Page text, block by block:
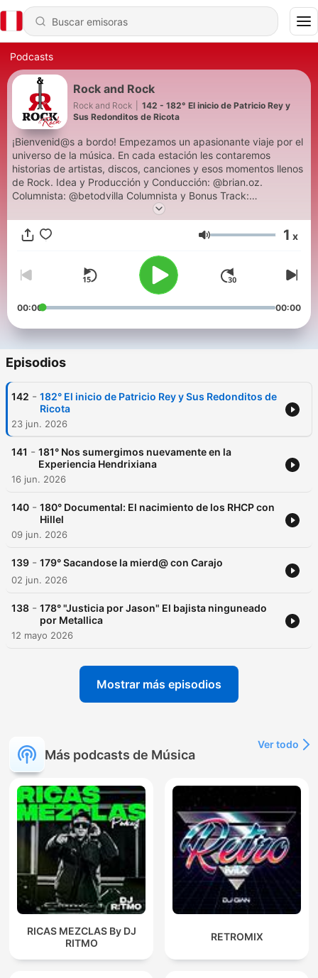
Podcasts
Rock and Rock
Rock and Rock
142 - 182° El inicio de Patricio Rey y
Sus Redonditos de Ricota
¡Bienvenid@s a bordo! Empezamos un apasionante viaje por el
universo de la música. En cada estación les contaremos
historias de artistas, discos, canciones y esos momentos llenos
de Rock. Idea y Producción y Conducción: @brian.oz.
Columnista: @betodvilla Columnista y Bonus Track:
@nenulilian. ¡Que sea @RocknRockRadio!
Volumen 1 x
00:00 00:00
Episodios
142 - 182° El inicio de Patricio Rey y Sus Redonditos de
Ricota
23 jun. 2026
141 - 181° Nos sumergimos nuevamente en la
Experiencia Hendrixiana
16 jun. 2026
140 - 180° Documental: El nacimiento de los RHCP con
Hillel
09 jun. 2026
139 - 179° Sacandose la mierd@ con Carajo
02 jun. 2026
138 - 178° "Justicia por Jason" El bajista ninguneado
por Metallica
12 mayo 2026
Mostrar más episodios
Más podcasts de Música
Ver todo
RICAS MEZCLAS By DJ
RITMO
RETROMIX